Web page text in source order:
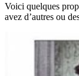
Voici quelques
avez d’autres ou